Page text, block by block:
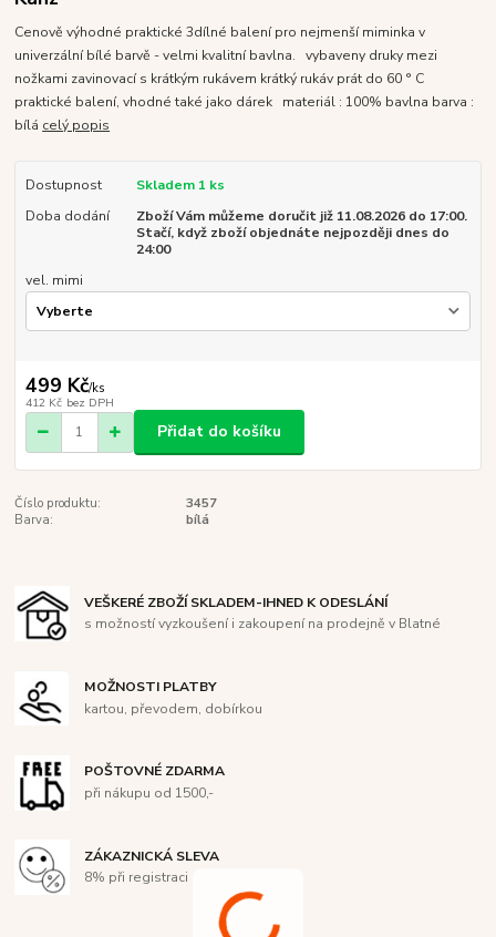
Cenově výhodné praktické 3dílné balení pro nejmenší miminka v
univerzální bílé barvě - velmi kvalitní bavlna. vybaveny druky mezi
nožkami zavinovací s krátkým rukávem krátký rukáv prát do 60 ° C
praktické balení, vhodné také jako dárek materiál : 100% bavlna barva :
bílá celý popis
Dostupnost
Skladem 1 ks
Doba dodání
Zboží Vám můžeme doručit již 11.08.2026 do 17:00.
Stačí, když zboží objednáte nejpozději dnes do
24:00
vel. mimi
499 Kč/ks
412 Kč bez DPH
Přidat do košíku
Číslo produktu:
3457
Barva:
bílá
VEŠKERÉ ZBOŽÍ SKLADEM-IHNED K ODESLÁNÍ
s možností vyzkoušení i zakoupení na prodejně v Blatné
MOŽNOSTI PLATBY
kartou, převodem, dobírkou
POŠTOVNÉ ZDARMA
při nákupu od 1500,-
ZÁKAZNICKÁ SLEVA
8% při registraci